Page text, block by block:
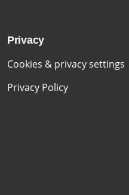
Privacy
Cookies & privacy settings
Privacy Policy